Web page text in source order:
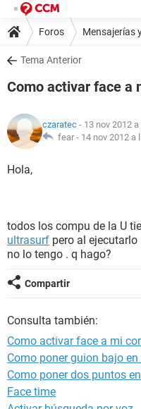
Foros Mensajerías
Tema Anterior
Como activar face a
czaratec - 13 nov 2012
fear - 14 nov 2012 a
Hola,
todos los compu de la U
ultrasurf pero al
no lo tengo . q hago?
Compartir
Consulta también:
Como activar face a mi
Como poner guion bajo
Como poner dos puntos
Face time